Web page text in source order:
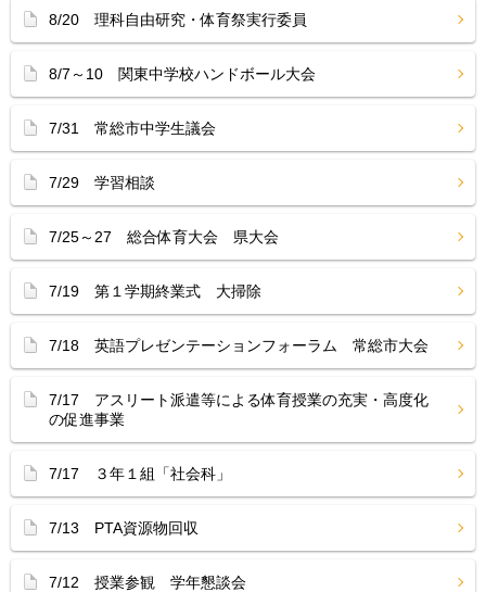
8/20 理科自由研究・体育祭実行委員
8/7～10 関東中学校ハンドボール大会
7/31 常総市中学生議会
7/29 学習相談
7/25～27 総合体育大会 県大会
7/19 第１学期終業式 大掃除
7/18 英語プレゼンテーションフォーラム 常総市大会
7/17 アスリート派遣等による体育授業の充実・高度化
の促進事業
7/17 ３年１組「社会科」
7/13 PTA資源物回収
7/12 授業参観 学年懇談会